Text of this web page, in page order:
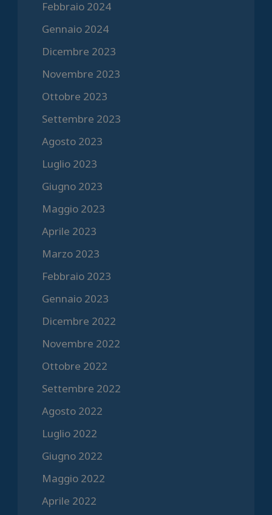
Febbraio 2024
Gennaio 2024
Dicembre 2023
Novembre 2023
Ottobre 2023
Settembre 2023
Agosto 2023
Luglio 2023
Giugno 2023
Maggio 2023
Aprile 2023
Marzo 2023
Febbraio 2023
Gennaio 2023
Dicembre 2022
Novembre 2022
Ottobre 2022
Settembre 2022
Agosto 2022
Luglio 2022
Giugno 2022
Maggio 2022
Aprile 2022